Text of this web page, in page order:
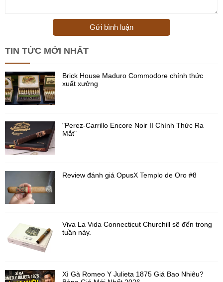
Gửi bình luận
TIN TỨC MỚI NHẤT
Brick House Maduro Commodore chính thức
xuất xưởng
"Perez-Carrillo Encore Noir II Chính Thức Ra
Mắt"
Review đánh giá OpusX Templo de Oro #8
Viva La Vida Connecticut Churchill sẽ đến trong
tuần này.
Xì Gà Romeo Y Julieta 1875 Giá Bao Nhiêu?